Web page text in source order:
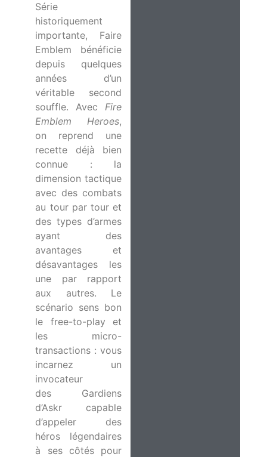
Série
historiquement
importante, Faire
Emblem bénéficie
depuis quelques
années d’un
véritable second
souffle. AvecFire
Emblem Heroes,
on reprend une
recette déjà bien
connue : la
dimension tactique
avec des combats
au tour par tour et
des types d’armes
ayant des
avantages et
désavantages les
une par rapport
aux autres. Le
scénario sens bon
le free-to-play et
les micro-
transactions : vous
incarnez un
invocateur
des Gardiens
d’Askr capable
d’appeler des
héros légendaires
à ses côtés pour